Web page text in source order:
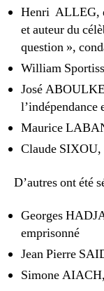
Henri ALLEG,
et auteur du
question »,
William
José
l’indépendance
Maurice
Claude
D’autres ont été
Georges
emprisonné
Jean Pierre
Simone